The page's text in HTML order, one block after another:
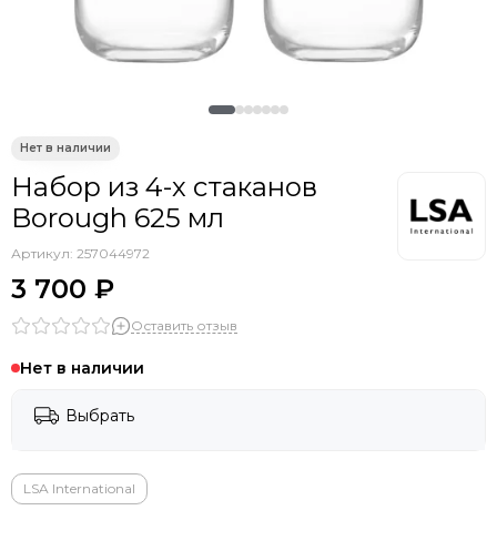
Liberty Jones
TYPHOON
Ellipsefurniture
Asis
Tagliamento
DOIY
Scolaro
Vical
WArt
EMU
Vondom
Набор из 4-х стаканов
Borough 625 мл
Артикул: 257044972
3 700 ₽
Оставить отзыв
Нет в наличии
Выбрать
LSA International